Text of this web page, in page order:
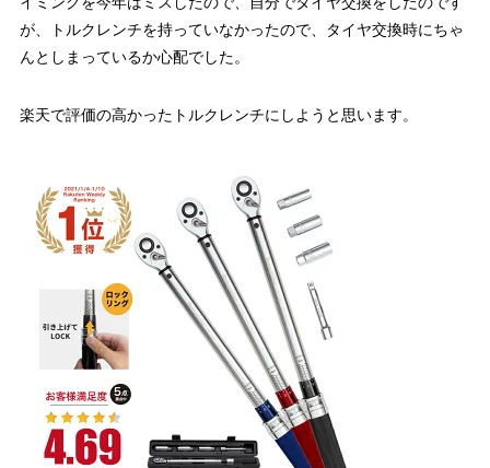
が、トルクレンチを持っていなかったので、タイヤ交換時にちゃ
んとしまっているか心配でした。
楽天で評価の高かったトルクレンチにしようと思います。